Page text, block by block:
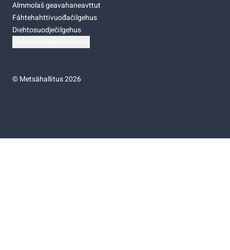
Almmolaš geavahaneavttut
Fáhtehahttivuođačilgehus
Diehtosuodječilgehus
©Metsähallitus 2026